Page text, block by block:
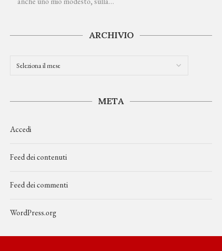
ARCHIVIO
META
Accedi
Feed dei contenuti
Feed dei commenti
WordPress.org